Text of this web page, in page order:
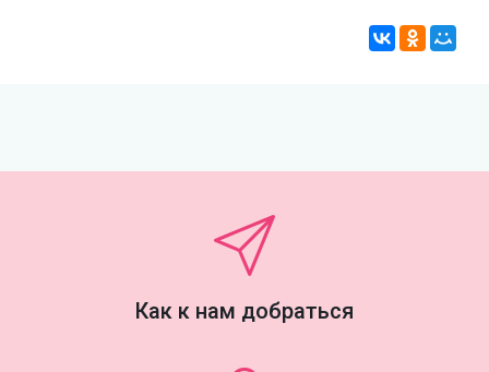
Как к нам добраться